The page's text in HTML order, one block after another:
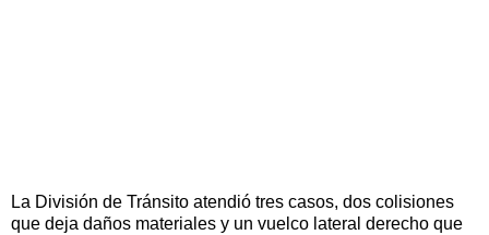
La División de Tránsito atendió tres casos, dos colisiones
que deja daños materiales y un vuelco lateral derecho que